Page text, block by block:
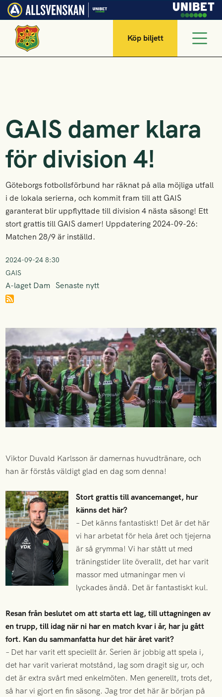
Köp biljett
GAIS damer klara
för division 4!
Göteborgs fotbollsförbund har räknat på alla möjliga utfall
i de lokala serierna, och kommit fram till att GAIS
garanterat blir uppflyttade till division 4 nästa säsong! Ett
stort grattis till GAIS damer! Uppdatering 2024-09-26:
Matchen 28/9 är inställd.
2024-09-24 8:30
GAIS
A-laget Dam Senaste nytt
Viktor Duvald Karlsson är damernas huvudtränare, och
han är förstås väldigt glad en dag som denna!
Stort grattis till avancemanget, hur
känns det här?
– Det känns fantastiskt! Det är det här
vi har arbetat för hela året och tjejerna
är så grymma! Vi har stått ut med
träningstider lite överallt, det har varit
massor med utmaningar men vi
lyckades ändå. Det är fantastiskt kul.
Resan från beslutet om att starta ett lag, till uttagningen av
en trupp, till idag när ni har en match kvar i år, har ju gått
fort. Kan du sammanfatta hur det här året varit?
– Det har varit ett speciellt år. Serien är jobbig att spela i,
det har varit varierat motstånd, lag som dragit sig ur, och
det är extra svårt med enkelmöten. Men generellt, trots det,
så har vi gjort en fin säsong. Jag tror det här är början på